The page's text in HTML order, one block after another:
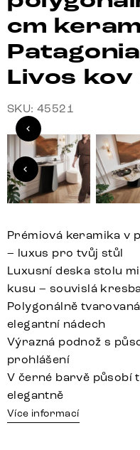
cm
Livos
SKU: 45521
Prémiová keramika v
– luxus pro tvůj stůl
Luxusní deska stolu
kusu – souvislá
Polygonálně
elegantní nádech
Výrazná podnož s
prohlášení
V černé barvě působí
elegantně
Více informací